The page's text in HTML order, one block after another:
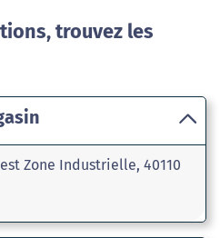
trouvez les
Zone Industrielle, 40110